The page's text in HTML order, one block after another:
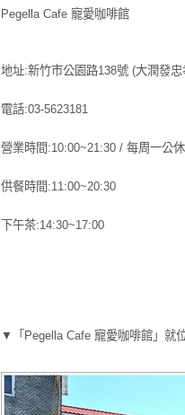
Pegella Cafe 寵愛咖啡館
地址:新竹市公園路138號 (大潤發
電話:03-5623181
營業時間:10:00~21:30 / 每周一公休
供餐時間:11:00~20:30
下午茶:14:30~17:00
▼「Pegella Cafe 寵愛咖啡館」就